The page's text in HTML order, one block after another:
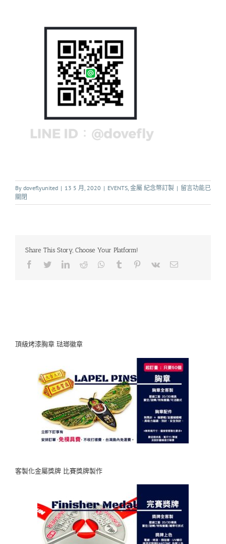
By doveflyunited | 13 5 月, 2020 | EVENTS 金屬 紀念幣訂製 | 留言功能已
關閉
Share This Story, Choose Your Platform!
頂級烤漆胸章 琺瑯徽章
客製化金屬獎牌 比賽獎牌製作